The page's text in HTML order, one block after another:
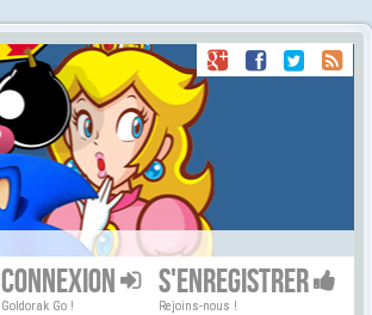
CONNEXION
Goldorak Go !
S'ENREGISTRER
Rejoins-nous !